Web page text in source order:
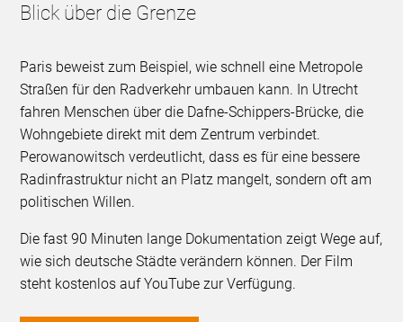
Blick über die Grenze
Paris beweist zum Beispiel, wie schnell eine Metropole
Straßen für den Radverkehr umbauen kann. In Utrecht
fahren Menschen über die Dafne-Schippers-Brücke, die
Wohngebiete direkt mit dem Zentrum verbindet.
Perowanowitsch verdeutlicht, dass es für eine bessere
Radinfrastruktur nicht an Platz mangelt, sondern oft am
politischen Willen.
Die fast 90 Minuten lange Dokumentation zeigt Wege auf,
wie sich deutsche Städte verändern können. Der Film
steht kostenlos auf YouTube zur Verfügung.